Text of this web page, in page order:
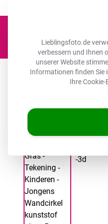
Lieblingsfoto.de
verbessern und Ihnen
unserer Website
Informationen finden Sie
Ihre
Leinwand
Runde